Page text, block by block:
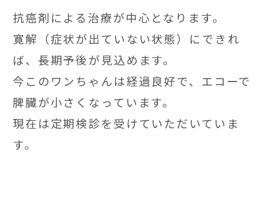
抗癌剤による治療が中心となります。
寛解（症状が出ていない状態）にできれ
ば、長期予後が見込めます。
今このワンちゃんは経過良好で、エコーで
脾臓が小さくなっています。
現在は定期検診を受けていただいていま
す。